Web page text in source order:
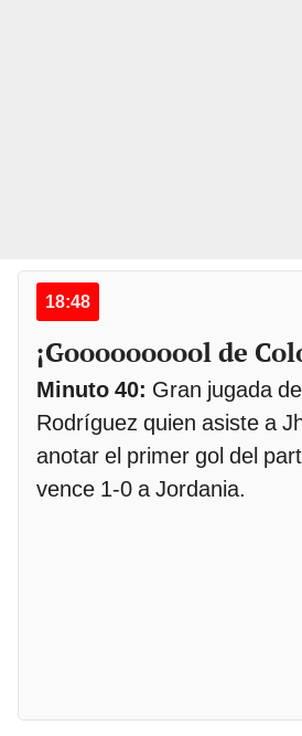
18:48
¡Goooooooool de
Minuto 40: Gran jugada
Rodríguez quien asiste a
anotar el primer gol del
vence 1-0 a Jordania.